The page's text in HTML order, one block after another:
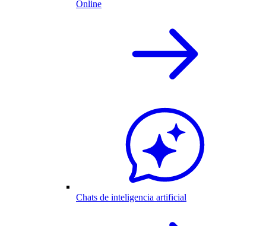
Online
Chats de inteligencia artificial